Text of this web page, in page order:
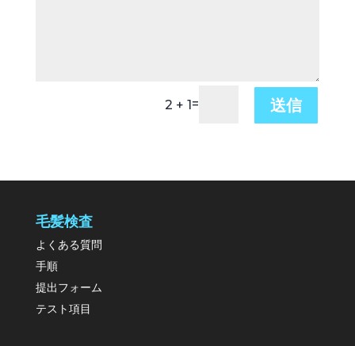
2 + 1 = 送信
毛髪検査
よくある質問
手順
提出フォーム
テスト項目